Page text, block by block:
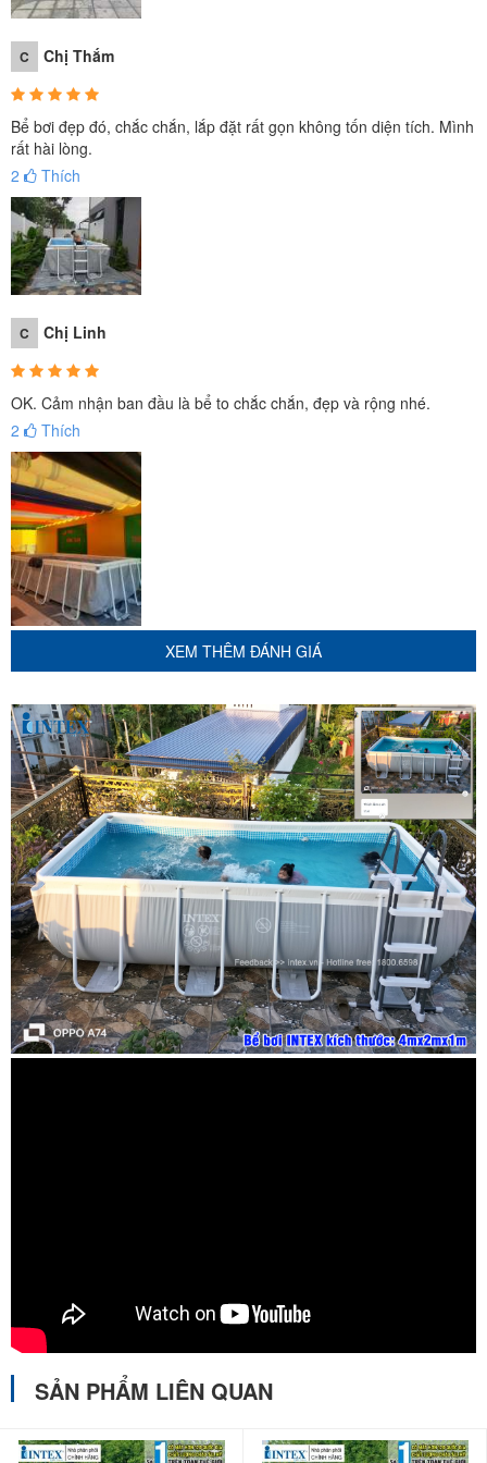
Thay vì đi biển hay đến các bể bơi công cộng ô nhiễm trong mùa
hè này bạn hãy chọn cho không gian riêng của khu vườn nhà mình
1 chiếc bể bơi tiện dụng và thông minh nhé. Chúng tôi sẽ giới thiệu
tới bạn bể bơi phao gia đình khung kim loại chịu lực 4m Intex
26790 đạt tiêu chuẩn chất lượng Châu Âu.
C Chị Thắm
Bể bơi đẹp đó, chắc chắn, lắp đặt rất gọn không tốn diện tích. Mình
rất hài lòng.
2
Thích
C Chị Linh
OK. Cảm nhận ban đầu là bể to chắc chắn, đẹp và rộng nhé.
2
Thích
XEM THÊM ĐÁNH GIÁ
SẢN PHẨM LIÊN QUAN